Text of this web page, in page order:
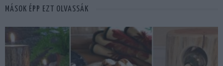
MÁSOK ÉPP EZT OLVASSÁK